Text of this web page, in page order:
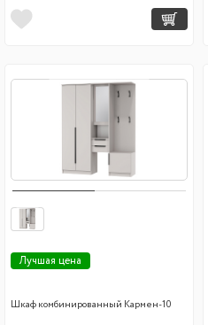
Лучшая цена
Шкаф комбинированный Кармен-10